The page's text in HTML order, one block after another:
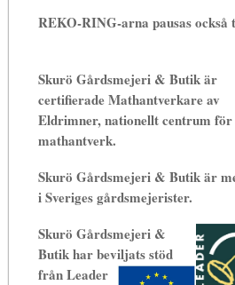
REKO-RING-arna pausas också
Skurö Gårdsmejeri & Butik är
certifierade Mathantverkare av
Eldrimner, nationellt centrum för
mathantverk.
Skurö Gårdsmejeri & Butik är
i Sveriges gårdsmejerister.
Skurö Gårdsmejeri &
Butik har beviljats stöd
från Leader